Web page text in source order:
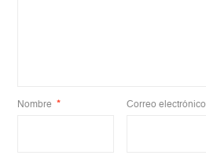
Nombre * Correo electrónico